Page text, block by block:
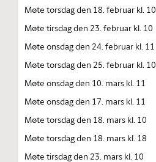
Møte torsdag den 18. februar kl. 10
Møte tirsdag den 23. februar kl. 10
Møte onsdag den 24. februar kl. 11
Møte torsdag den 25. februar kl. 10
Møte onsdag den 10. mars kl. 11
Møte onsdag den 17. mars kl. 11
Møte torsdag den 18. mars kl. 10
Møte torsdag den 18. mars kl. 18
Møte tirsdag den 23. mars kl. 10